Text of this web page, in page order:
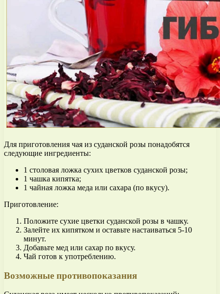
Для приготовления чая из суданской розы понадобятся
следующие ингредиенты:
1 столовая ложка сухих цветков суданской розы;
1 чашка кипятка;
1 чайная ложка меда или сахара (по вкусу).
Приготовление:
Положите сухие цветки суданской розы в чашку.
Залейте их кипятком и оставьте настаиваться 5-10
минут.
Добавьте мед или сахар по вкусу.
Чай готов к употреблению.
Возможные противопоказания